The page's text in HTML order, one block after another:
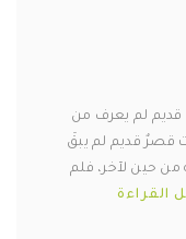
قديم لم يعرف من
قصرٌ قديم لم يبقَ
من حين لآخر، فلم
القراءة